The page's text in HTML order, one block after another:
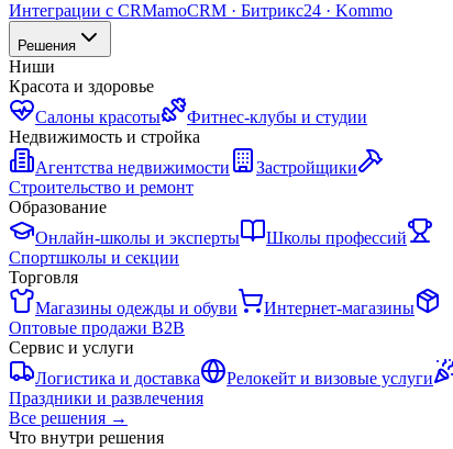
Интеграции с CRMamoCRM · Битрикс24 · Kommo
Решения
Ниши
Красота и здоровье
Салоны красоты
Фитнес-клубы и студии
Недвижимость и стройка
Агентства недвижимости
Застройщики
Строительство и ремонт
Образование
Онлайн-школы и эксперты
Школы профессий
Спортшколы и секции
Торговля
Магазины одежды и обуви
Интернет-магазины
Оптовые продажи B2B
Сервис и услуги
Логистика и доставка
Релокейт и визовые услуги
Праздники и развлечения
Все решения →
Что внутри решения